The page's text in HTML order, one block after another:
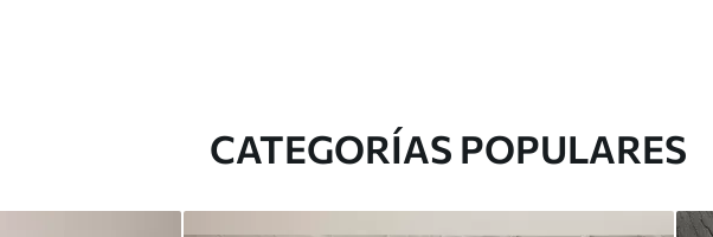
CATEGORÍAS POPULARES